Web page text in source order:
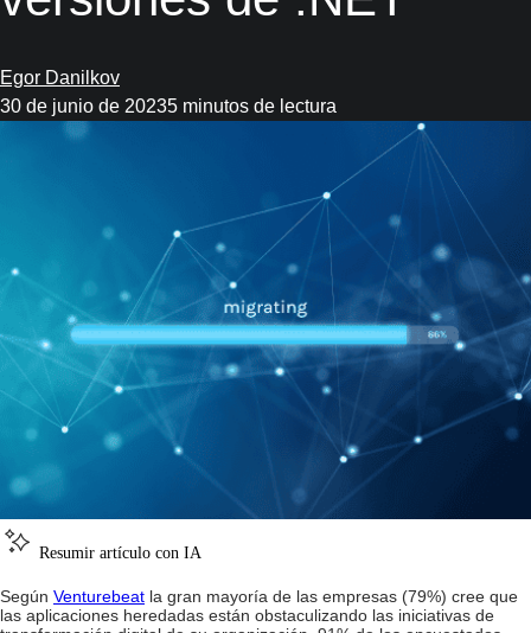
Egor Danilkov
30 de junio de 20235 minutos de lectura
Resumir artículo con IA
Según Venturebeat la gran mayoría de las empresas (79%) cree que
las aplicaciones heredadas están obstaculizando las iniciativas de